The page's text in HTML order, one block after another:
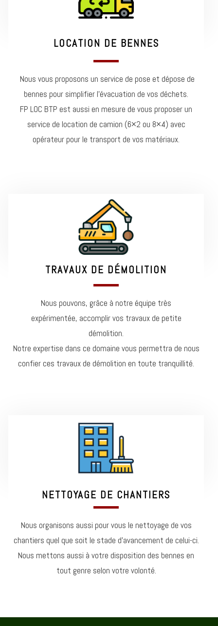
LOCATION DE BENNES
Nous vous proposons un service de pose et dépose de
bennes pour simplifier l’évacuation de vos déchets.
FP LOC BTP est aussi en mesure de vous proposer un
service de location de camion (6×2 ou 8×4) avec
opérateur pour le transport de vos matériaux.
TRAVAUX DE DÉMOLITION
Nous pouvons, grâce à notre équipe très
expérimentée, accomplir vos travaux de petite
démolition.
Notre expertise dans ce domaine vous permettra de nous
confier ces travaux de démolition en toute tranquillité.
NETTOYAGE DE CHANTIERS
Nous organisons aussi pour vous le nettoyage de vos
chantiers quel que soit le stade d’avancement de celui-ci.
Nous mettons aussi à votre disposition des bennes en
tout genre selon votre volonté.